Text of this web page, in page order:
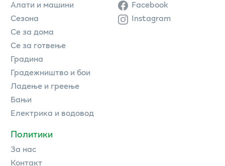
Алати и машини
Сезона
Се за дома
Се за готвење
Градина
Градежништво и бои
Ладење и греење
Бањи
Електрика и водовод
Политики
За нас
Контакт
Facebook
Instagram